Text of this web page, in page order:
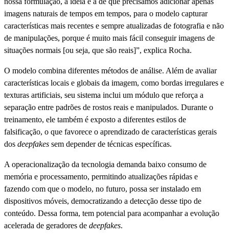
imagens naturais de tempos em tempos, para o modelo capturar
características mais recentes e sempre atualizadas de fotografia e não
de manipulações, porque é muito mais fácil conseguir imagens de
situações normais [ou seja, que são reais]”, explica Rocha.
O modelo combina diferentes métodos de análise. Além de avaliar
características locais e globais da imagem, como bordas irregulares e
texturas artificiais, seu sistema inclui um módulo que reforça a
separação entre padrões de rostos reais e manipulados. Durante o
treinamento, ele também é exposto a diferentes estilos de
falsificação, o que favorece o aprendizado de características gerais
dos deepfakes sem depender de técnicas específicas.
A operacionalização da tecnologia demanda baixo consumo de
memória e processamento, permitindo atualizações rápidas e
fazendo com que o modelo, no futuro, possa ser instalado em
dispositivos móveis, democratizando a detecção desse tipo de
conteúdo. Dessa forma, tem potencial para acompanhar a evolução
acelerada de geradores de deepfakes.